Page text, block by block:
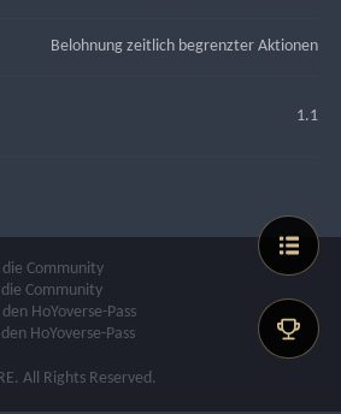
Belohnung zeitlich begrenzter Aktionen
1.1
Community
Community
HoYoverse-Pass
HoYoverse-Pass
All Rights Reserved.